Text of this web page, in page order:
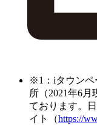
※1：iタウンペ
所（2021年6
ております。
イト（https://